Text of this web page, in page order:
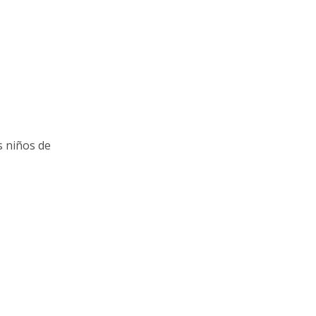
niños de